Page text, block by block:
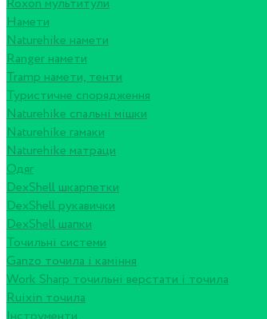
Roxon мультитули
Намети
Naturehike намети
Ranger намети
Tramp намети, тенти
Туристичне спорядження
Naturehike спальні мішки
Naturehike гамаки
Naturehike матраци
Одяг
DexShell шкарпетки
DexShell рукавички
DexShell шапки
Точильні системи
Ganzo точила і каміння
Work Sharp точильні верстати і точила
Ruixin точила